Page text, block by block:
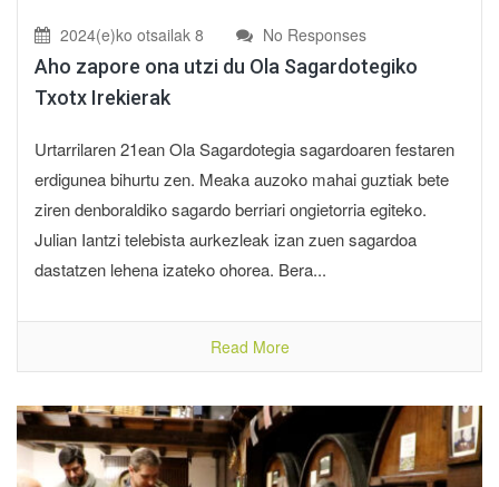
2024(e)ko otsailak 8 No Responses
Aho zapore ona utzi du Ola Sagardotegiko
Txotx Irekierak
Urtarrilaren 21ean Ola Sagardotegia sagardoaren festaren
erdigunea bihurtu zen. Meaka auzoko mahai guztiak bete
ziren denboraldiko sagardo berriari ongietorria egiteko.
Julian Iantzi telebista aurkezleak izan zuen sagardoa
dastatzen lehena izateko ohorea. Bera...
Read More